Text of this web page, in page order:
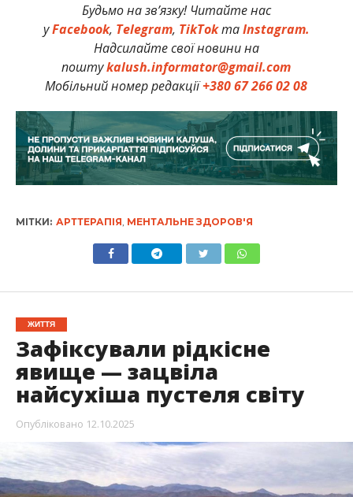
Будьмо на зв’язку! Читайте нас
уFacebook, Telegram, TikTokтаInstagram.
Надсилайте свої новини на
поштуkalush.informator@gmail.com
Мобільний номер редакції+380 67 266 02 08
МІТКИ: АРТТЕРАПІЯ МЕНТАЛЬНЕ ЗДОРОВ'Я
ЖИТТЯ
Зафіксували рідкісне
явище — зацвіла
найсухіша пустеля світу
Опубліковано 12.10.2025